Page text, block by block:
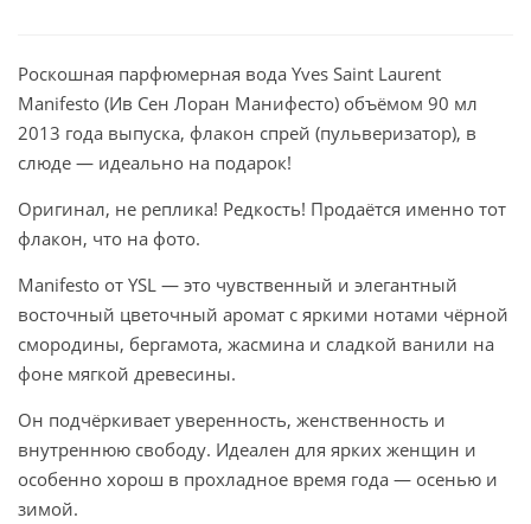
Роскошная парфюмерная вода Yves Saint Laurent
Manifesto (Ив Сен Лоран Манифесто) объёмом 90 мл
2013 года выпуска, флакон спрей (пульверизатор), в
слюде — идеально на подарок!
Оригинал, не реплика! Редкость! Продаётся именно тот
флакон, что на фото.
Manifesto от YSL — это чувственный и элегантный
восточный цветочный аромат с яркими нотами чёрной
смородины, бергамота, жасмина и сладкой ванили на
фоне мягкой древесины.
Он подчёркивает уверенность, женственность и
внутреннюю свободу. Идеален для ярких женщин и
особенно хорош в прохладное время года — осенью и
зимой.